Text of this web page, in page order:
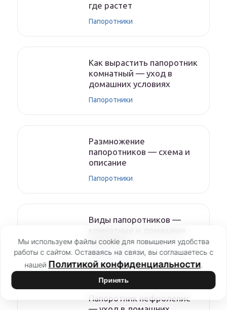
где растет
Папоротники
Как вырастить папоротник
комнатный — уход в
домашних условиях
Папоротники
Размножение
папоротников — схема и
описание
Папоротники
Виды папоротников —
растения
Папоротники
Папоротник нефролепис
Мы используем файлы cookie для повышения удобства
работы с сайтом. Оставаясь на связи, вы соглашаетесь с
нашей Политикой конфиденциальности.
Принять